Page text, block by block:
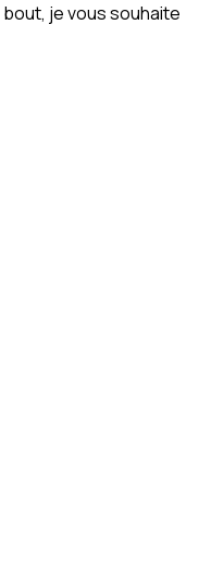
je vous souhaite